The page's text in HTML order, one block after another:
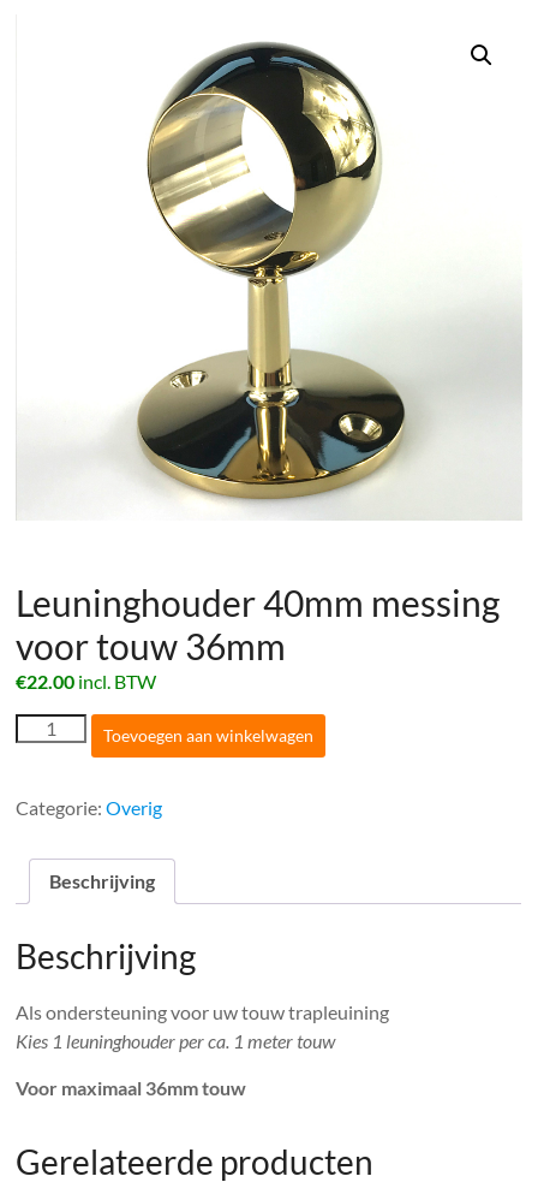
Leuninghouder 40mm messing
voor touw 36mm
€22.00 incl. BTW
Leuninghouder
40mm
touw
Toevoegen aan winkelwagen
Categorie:Overig
Beschrijving
Beschrijving
Als ondersteuning voor uw touw trapleuining
Kies 1 leuninghouder per ca. 1 meter touw
Voor maximaal 36mm touw
Gerelateerde producten